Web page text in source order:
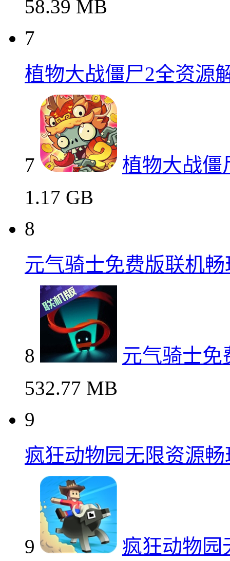
58.39 MB
7
植物大战僵尸2全资源
7
植物大战僵
1.17 GB
8
元气骑士免费版联机
8
元气骑士免
532.77 MB
9
疯狂动物园无限资源畅
9
疯狂动物园